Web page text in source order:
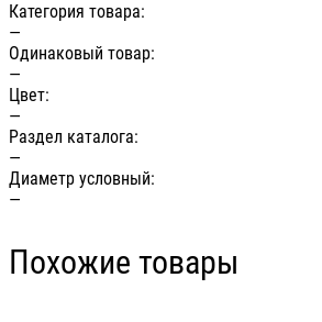
Категория товара:
—
Одинаковый товар:
—
Цвет:
—
Раздел каталога:
—
Диаметр условный:
—
Похожие товары